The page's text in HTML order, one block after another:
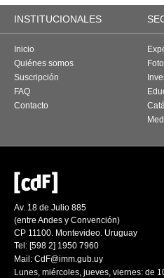
INSTITUCIONALES
Inicio
Quiénes somos
Suscripción
FAQ
Contacto
Av. 18 de Julio 885
(entre Andes y Convención)
CP 11100. Montevideo. Uruguay
Tel: [598 2] 1950 7960
Mail: CdF@imm.gub.uy
Lunes, miércoles, jueves, viernes: de